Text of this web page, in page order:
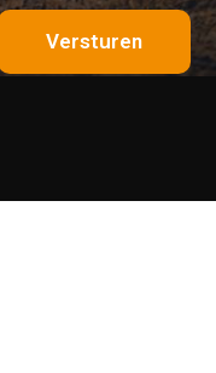
Versturen